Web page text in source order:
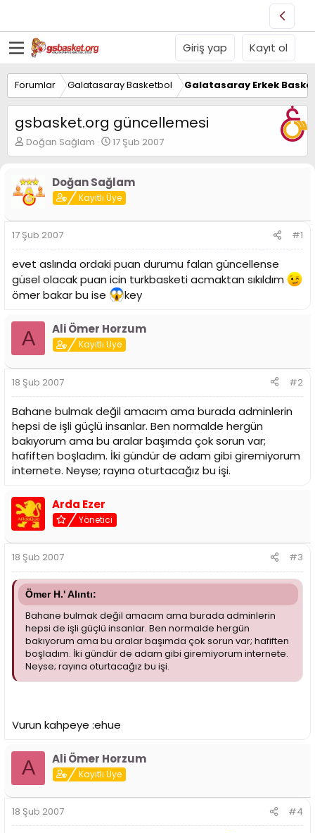
Giriş yap Kayıt ol
Forumlar Galatasaray Basketbol Galatasaray Erkek
gsbasket.org güncellemesi
K
o
u
y
u
B
a
ş
a
t
a
Doğan Sağlam
B
a
l
a
n
g
a
r
i
h
17 Şub 2007
Doğan Sağlam
Kayıtlı Üye
17 Şub 2007 #1
evet aslında ordaki puan durumu falan güncellense
güsel olacak puan icin turkbasketi acmaktan sıkıldım
ömer bakar bu ise
key
A Ali Ömer Horzum
Kayıtlı Üye
18 Şub 2007 #2
Bahane bulmak değil amacım ama burada adminlerin
hepsi de işli güçlü insanlar. Ben normalde hergün
bakıyorum ama bu aralar başımda çok sorun var;
hafiften boşladım. İki gündür de adam gibi giremiyorum
internete. Neyse; rayına oturtacağız bu işi.
Arda Ezer
Yönetici
18 Şub 2007 #3
Ömer H.' Alıntı:
Bahane bulmak değil amacım ama burada adminlerin
hepsi de işli güçlü insanlar. Ben normalde hergün
bakıyorum ama bu aralar başımda çok sorun var; hafiften
boşladım. İki gündür de adam gibi giremiyorum internete.
Neyse; rayına oturtacağız bu işi.
Vurun kahpeye :ehue
A Ali Ömer Horzum
Kayıtlı Üye
18 Şub 2007 #4